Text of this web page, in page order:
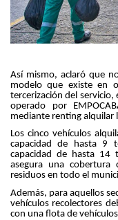
Así mismo, aclaró que
modelo que existe en
tercerización del servicio,
operado por
mediante renting alquilar
Los cinco vehículos
capacidad de hasta 9
capacidad de hasta 14
asegura una cobertura
residuos en todo el
Además, para aquellos
vehículos recolectores
con una flota de